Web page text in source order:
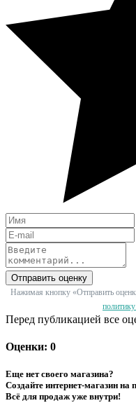
Отправить оценку
Нажимая кнопку «Отправить
Перед публикацией все
Оценки: 0
Еще нет своего магазина?
Создайте интернет-магазин на
Всё для продаж уже внутри!